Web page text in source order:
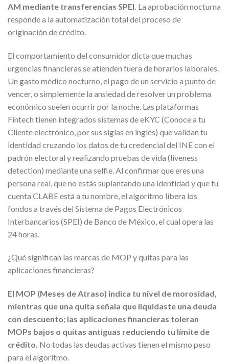
AM mediante transferencias SPEI. La aprobación nocturna
responde a la automatización total del proceso de
originación de crédito.
El comportamiento del consumidor dicta que muchas
urgencias financieras se atienden fuera de horarios laborales.
Un gasto médico nocturno, el pago de un servicio a punto de
vencer, o simplemente la ansiedad de resolver un problema
económico suelen ocurrir por la noche. Las plataformas
Fintech tienen integrados sistemas de eKYC (Conoce a tu
Cliente electrónico, por sus siglas en inglés) que validan tu
identidad cruzando los datos de tu credencial del INE con el
padrón electoral y realizando pruebas de vida (liveness
detection) mediante una selfie. Al confirmar que eres una
persona real, que no estás suplantando una identidad y que tu
cuenta CLABE está a tu nombre, el algoritmo libera los
fondos a través del Sistema de Pagos Electrónicos
Interbancarios (SPEI) de Banco de México, el cual opera las
24 horas.
¿Qué significan las marcas de MOP y quitas para las
aplicaciones financieras?
El MOP (Meses de Atraso) indica tu nivel de morosidad,
mientras que una quita señala que liquidaste una deuda
con descuento; las aplicaciones financieras toleran
MOPs bajos o quitas antiguas reduciendo tu límite de
crédito. No todas las deudas activas tienen el mismo peso
para el algoritmo.